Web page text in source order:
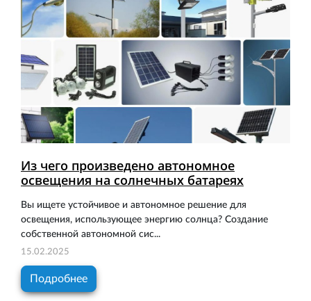
Из чего произведено автономное
освещения на солнечных батареях
Вы ищете устойчивое и автономное решение для
освещения, использующее энергию солнца? Создание
собственной автономной сис...
15.02.2025
Подробнее